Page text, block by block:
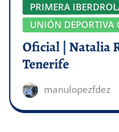
PRIMERA
UNIÓN DEPORTIVA
Oficial | Natalia
Tenerife
manulopezfdez